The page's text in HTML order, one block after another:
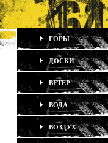
ГОРЫ
ДОСКИ
ВЕТЕР
ВОДА
ВОЗДУХ